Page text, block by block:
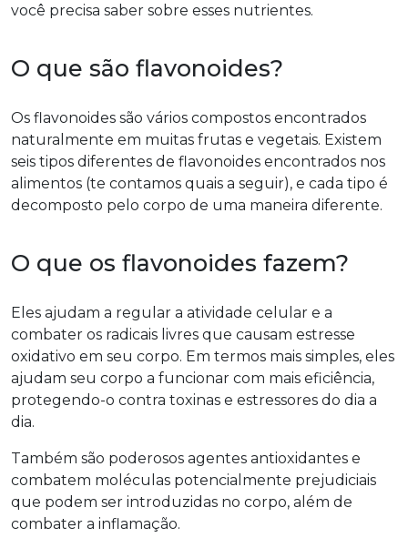
você precisa saber sobre esses nutrientes.
O que são flavonoides?
Os flavonoides são vários compostos encontrados
naturalmente em muitas frutas e vegetais. Existem
seis tipos diferentes de flavonoides encontrados nos
alimentos (te contamos quais a seguir), e cada tipo é
decomposto pelo corpo de uma maneira diferente.
O que os flavonoides fazem?
Eles ajudam a regular a atividade celular e a
combater os radicais livres que causam estresse
oxidativo em seu corpo. Em termos mais simples, eles
ajudam seu corpo a funcionar com mais eficiência,
protegendo-o contra toxinas e estressores do dia a
dia.
Também são poderosos agentes antioxidantes e
combatem moléculas potencialmente prejudiciais
que podem ser introduzidas no corpo, além de
combater a inflamação.